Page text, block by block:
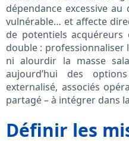
dépendance excessive
vulnérable… et affecte
de potentiels
double : professionnaliser
ni alourdir la masse
aujourd’hui des
externalisé, associés
partagé – à intégrer dans
Définir les